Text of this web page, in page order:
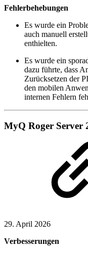
Fehlerbehebungen
Es wurde ein
auch manuell
enthielten.
Es wurde ein
dazu führte, dass
Zurücksetzen der
den mobilen
internen Fehlern
MyQ Roger Server
29. April 2026
Verbesserungen